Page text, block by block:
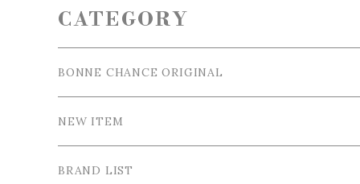
CATEGORY
BONNE CHANCE ORIGINAL
NEW ITEM
BRAND LIST